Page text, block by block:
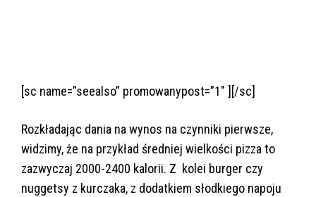
[sc name=”seealso” promowanypost=”1″ ][/sc]
Rozkładając dania na wynos na czynniki pierwsze,
widzimy, że na przykład średniej wielkości pizza to
zazwyczaj 2000-2400 kalorii. Z kolei burger czy
nuggetsy z kurczaka, z dodatkiem słodkiego napoju